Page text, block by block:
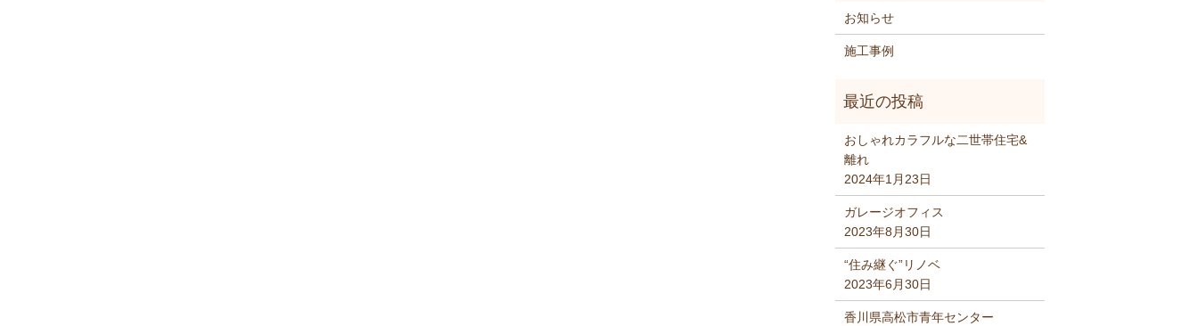
お知らせ
施工事例
おしゃれカラフルな二世帯住宅&
離れ
2024年1月23日
ガレージオフィス
2023年8月30日
“住み継ぐ”リノベ
2023年6月30日
香川県高松市青年センター